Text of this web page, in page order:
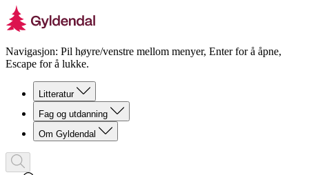
Navigasjon: Pil høyre/venstre mellom menyer, Enter for å åpne,
Escape for å lukke.
Litteratur
Fag og utdanning
Om Gyldendal